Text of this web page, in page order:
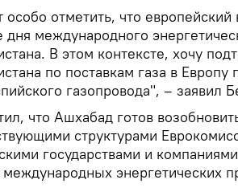
особо отметить, что европейский
дня международного
В этом контексте, хочу
по поставкам газа в Европу
газопровода", – заявил
что Ашхабад готов
структурами
государствами и
энергетических